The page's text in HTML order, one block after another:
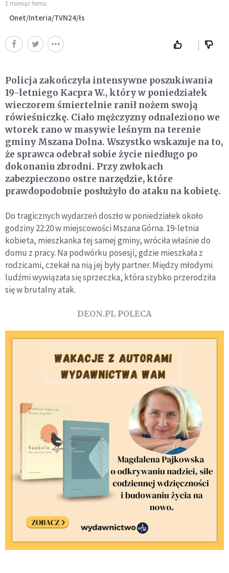
1 miesiąc temu
Onet/Interia/TVN24/łs
Policja zakończyła intensywne poszukiwania
19-letniego Kacpra W., który w poniedziałek
wieczorem śmiertelnie ranił nożem swoją
rówieśniczkę. Ciało mężczyzny odnaleziono we
wtorek rano w masywie leśnym na terenie
gminy Mszana Dolna. Wszystko wskazuje na to,
że sprawca odebrał sobie życie niedługo po
dokonaniu zbrodni. Przy zwłokach
zabezpieczono ostre narzędzie, które
prawdopodobnie posłużyło do ataku na kobietę.
Do tragicznych wydarzeń doszło w poniedziałek około
godziny 22:20 w miejscowości Mszana Górna. 19-letnia
kobieta, mieszkanka tej samej gminy, wróciła właśnie do
domu z pracy. Na podwórku posesji, gdzie mieszkała z
rodzicami, czekał na nią jej były partner. Między młodymi
ludźmi wywiązała się sprzeczka, która szybko przerodziła
się w brutalny atak.
DEON.PL POLECA